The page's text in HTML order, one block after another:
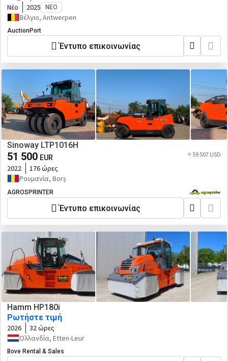
Νέο 2025 ΝΈΟ
Βέλγιο, Antwerpen
AuctionPort
Έντυπο επικοινωνίας
Sinoway LTP1016H
51 500 EUR ≈ 59 507 USD
2022
176 ώρες
Ρουμανία, Borș
AGROSPRINTER
Έντυπο επικοινωνίας
Hamm HP180i
Ρωτήστε τιμή
2026
32 ώρες
Ολλανδία, Etten-Leur
Bove Rental & Sales